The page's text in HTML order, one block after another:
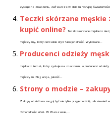
zyskuje na znaczeniu, zwłaszcza w obliczu rosnącej
Teczki skórzane
kupić online?
Teczki skórzane męskie to
mężczyzny, który ceni sobie styl i funkcjonalność. Wykonane...
Producenci odzieży
męska to temat, który zyskuje na znaczeniu, a producenci
mężczyzn. Elegancja, jakość...
Strony o modzie –
Zakupy odzieżowe mogą być nie tylko przyjemnością, ale
różnorodności ofert. W Warszawie,...